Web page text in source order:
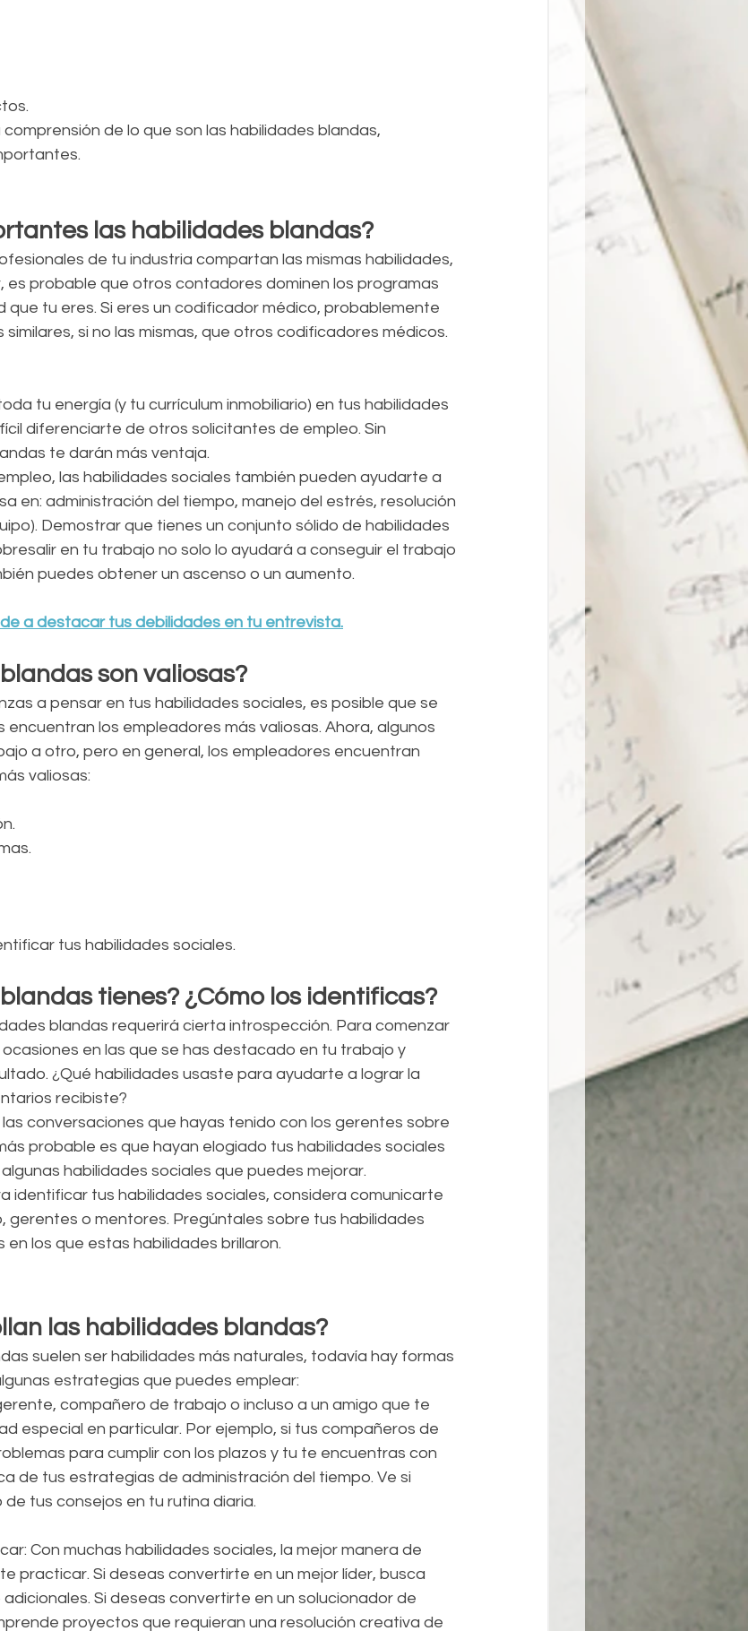
de lo que son las habilidades blandas,
las habilidades blandas?
de tu industria compartan las mismas habilidades,
es probable que otros contadores dominen los programas
tu eres. Si eres un codificador médico, probablemente
si no las mismas, que otros codificadores médicos.
tu energía (y tu currículum inmobiliario) en tus habilidades
diferenciarte de otros solicitantes de empleo. Sin
te darán más ventaja.
las habilidades sociales también pueden ayudarte a
en: administración del tiempo, manejo del estrés, resolución
Demostrar que tienes un conjunto sólido de habilidades
en tu trabajo no solo lo ayudará a conseguir el trabajo
puedes obtener un ascenso o un aumento.
a destacar tus debilidades en tu entrevista.
son valiosas?
a pensar en tus habilidades sociales, es posible que se
los empleadores más valiosas. Ahora, algunos
a otro, pero en general, los empleadores encuentran
valiosas:
tus habilidades sociales.
tienes? ¿Cómo los identificas?
blandas requerirá cierta introspección. Para comenzar
en las que se has destacado en tu trabajo y
¿Qué habilidades usaste para ayudarte a lograr la
recibiste?
conversaciones que hayas tenido con los gerentes sobre
probable es que hayan elogiado tus habilidades sociales
habilidades sociales que puedes mejorar.
identificar tus habilidades sociales, considera comunicarte
gerentes o mentores. Pregúntales sobre tus habilidades
los que estas habilidades brillaron.
las habilidades blandas?
suelen ser habilidades más naturales, todavía hay formas
estrategias que puedes emplear:
compañero de trabajo o incluso a un amigo que te
especial en particular. Por ejemplo, si tus compañeros de
para cumplir con los plazos y tu te encuentras con
de tus estrategias de administración del tiempo. Ve si
tus consejos en tu rutina diaria.
Con muchas habilidades sociales, la mejor manera de
practicar. Si deseas convertirte en un mejor líder, busca
Si deseas convertirte en un solucionador de
proyectos que requieran una resolución creativa de